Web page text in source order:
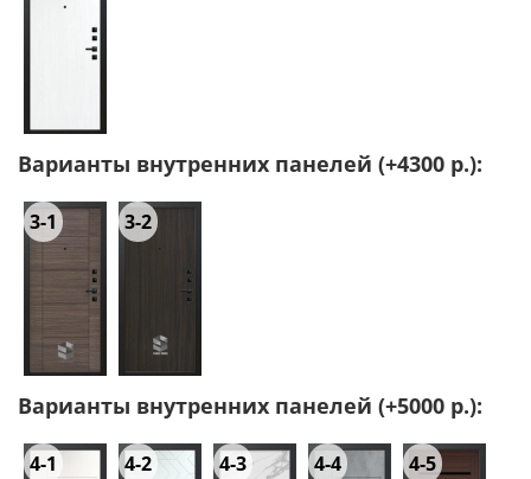
Варианты внутренних панелей (+4300 р.):
3-1 3-2
Варианты внутренних панелей (+5000 р.):
4-1 4-2 4-3 4-4 4-5